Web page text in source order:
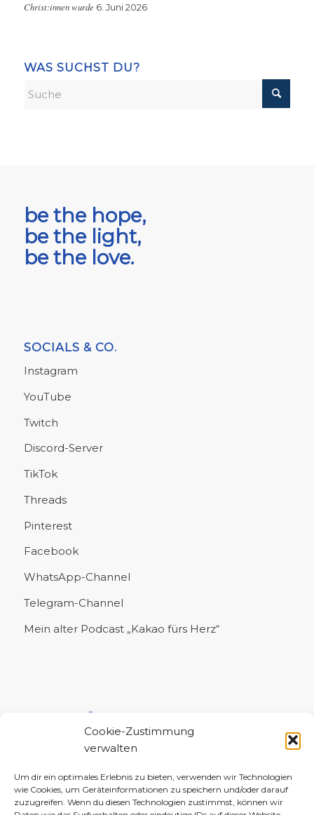
Cookie-Zustimmung
verwalten
Um dir ein optimales Erlebnis zu bieten, verwenden wir Technologien
wie Cookies, um Geräteinformationen zu speichern und/oder darauf
zuzugreifen. Wenn du diesen Technologien zustimmst, können wir
Christ:innen wurde 6. Juni 2026
WAS SUCHST DU?
be the hope,
be the light,
be the love.
SOCIALS & CO.
Instagram
YouTube
Twitch
Discord-Server
TikTok
Threads
Pinterest
Facebook
WhatsApp-Channel
Telegram-Channel
Mein alter Podcast „Kakao fürs Herz“